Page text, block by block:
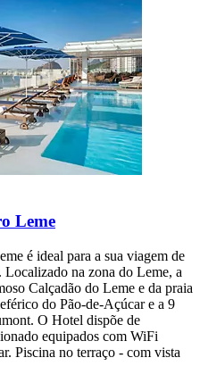
Leme
é ideal para a sua viagem de
na zona do Leme, a
Calçadão do Leme e da praia
do Pão-de-Açúcar e a 9
O Hotel dispõe de
equipados com WiFi
Piscina no terraço - com vista